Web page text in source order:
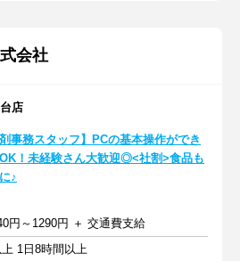
会社
店
剤事務スタッフ】PCの基本操作ができ
！未経験さん大歓迎◎<社割>食品も
♪
円～1290円 ＋ 交通費支給
1日8時間以上